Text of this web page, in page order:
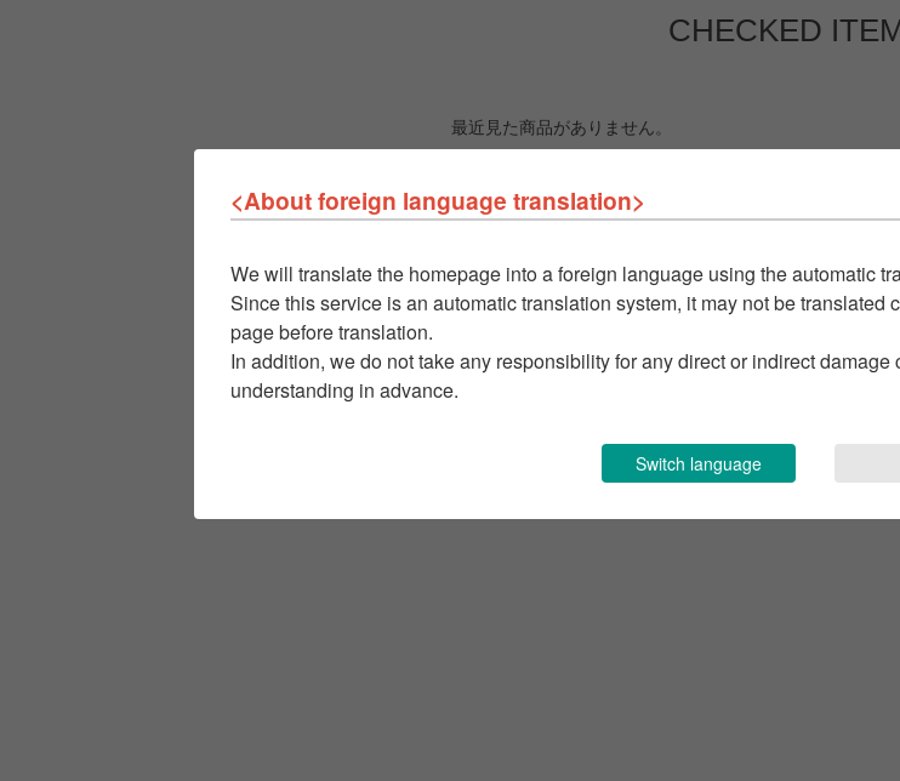
CHECKED
最近見た商品がありません。
<About foreign language translation>
We will translate the homepage into a foreign language using the automatic
Since this service is an automatic translation system, it may not be
page before translation.
In addition, we do not take any responsibility for any direct or indirect
understanding in advance.
Switch language